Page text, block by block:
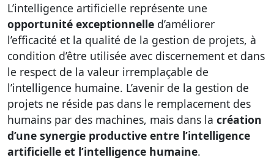
L’intelligence artificielle représente une
opportunité exceptionnelle d’améliorer
l’efficacité et la qualité de la gestion de projets, à
condition d’être utilisée avec discernement et dans
le respect de la valeur irremplaçable de
l’intelligence humaine. L’avenir de la gestion de
projets ne réside pas dans le remplacement des
humains par des machines, mais dans la création
d’une synergie productive entre l’intelligence
artificielle et l’intelligence humaine.